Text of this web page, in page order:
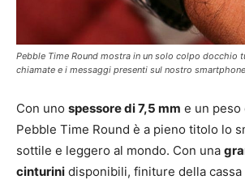
Pebble Time Round mostra in un solo colpo docchio
chiamate e i messaggi presenti sul nostro smartphone
Con uno spessore di 7,5 mm e un peso
Pebble Time Round è a pieno titolo lo
sottile e leggero al mondo. Con una
cinturini disponibili, finiture della